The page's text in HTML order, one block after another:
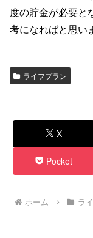
度の貯金が必要と
考になればと思い
ライフプラン
X
Pocket
ホーム ラ